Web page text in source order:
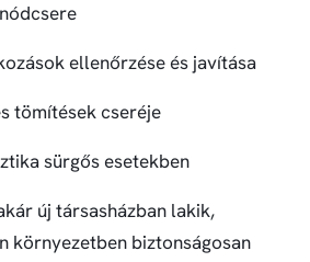
ellenőrzése és javítása
tömítések cseréje
sürgős esetekben
új társasházban lakik,
környezetben biztonságosan